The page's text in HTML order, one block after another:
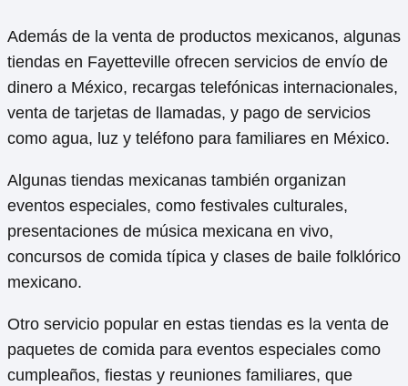
Además de la venta de productos mexicanos, algunas
tiendas en Fayetteville ofrecen servicios de envío de
dinero a México, recargas telefónicas internacionales,
venta de tarjetas de llamadas, y pago de servicios
como agua, luz y teléfono para familiares en México.
Algunas tiendas mexicanas también organizan
eventos especiales, como festivales culturales,
presentaciones de música mexicana en vivo,
concursos de comida típica y clases de baile folklórico
mexicano.
Otro servicio popular en estas tiendas es la venta de
paquetes de comida para eventos especiales como
cumpleaños, fiestas y reuniones familiares, que